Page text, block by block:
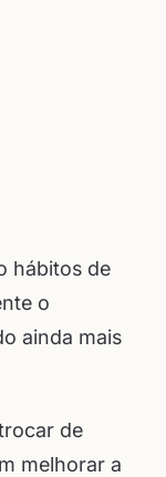
hábitos de
o
ainda mais
de
melhorar a